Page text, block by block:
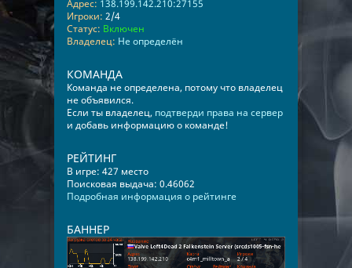
Адрес: 138.199.142.210:27155
Игроки: 2/4
Статус: Включен
Владелец: Не определён
КОМАНДА
Команда не определена, потому что владелец
не объявился.
Если ты владелец, подтверди права на сервер
и добавь информацию о команде!
РЕЙТИНГ
В игре: 427 место
Поисковая выдача: 0.46062
Подробная информация о рейтинге
БАННЕР